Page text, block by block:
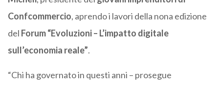
Confcommercio, aprendo i lavori della nona edizione
del Forum “Evoluzioni – L’impatto digitale
sull’economia reale”.
“Chi ha governato in questi anni – prosegue